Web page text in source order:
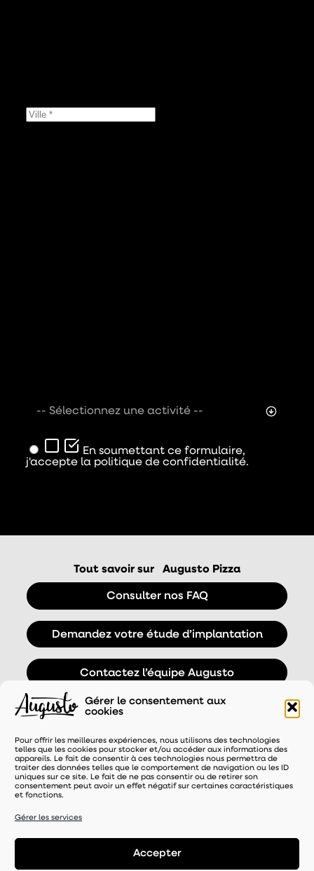
Gérer le consentement aux
cookies
Pour offrir les meilleures expériences, nous utilisons des technologies
telles que les cookies pour stocker et/ou accéder aux informations des
appareils. Le fait de consentir à ces technologies nous permettra de
traiter des données telles que le comportement de navigation ou les ID
uniques sur ce site. Le fait de ne pas consentir ou de retirer son
consentement peut avoir un effet négatif sur certaines caractéristiques
et fonctions.
Gérer les services
Accepter
-- Sélectionnez une activité --
En soumettant ce formulaire,
j'accepte la politique de confidentialité.
Tout savoir sur Augusto Pizza
Consulter nos FAQ
Demandez votre étude d’implantation
Contactez l’équipe Augusto